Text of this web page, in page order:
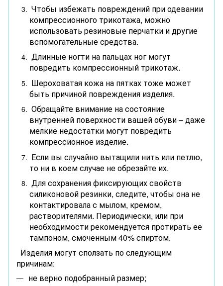
Чтобы избежать повреждений при одевании
компрессионного трикотажа, можно
использовать резиновые перчатки и другие
вспомогательные средства.
Длинные ногти на пальцах ног могут
повредить компрессионный трикотаж.
Шероховатая кожа на пятках тоже может
быть причиной повреждения изделия.
Обращайте внимание на состояние
внутренней поверхности вашей обуви – даже
мелкие недостатки могут повредить
компрессионное изделие.
Если вы случайно вытащили нить или петлю,
то ни в коем случае не обрезайте их.
Для сохранения фиксирующих свойств
силиконовой резинки, следите, чтобы она не
контактировала с мылом, кремом,
растворителями. Периодически, или при
необходимости рекомендуется протирать ее
тампоном, смоченным 40% спиртом.
Изделия могут сползать по следующим
причинам:
не верно подобранный размер;